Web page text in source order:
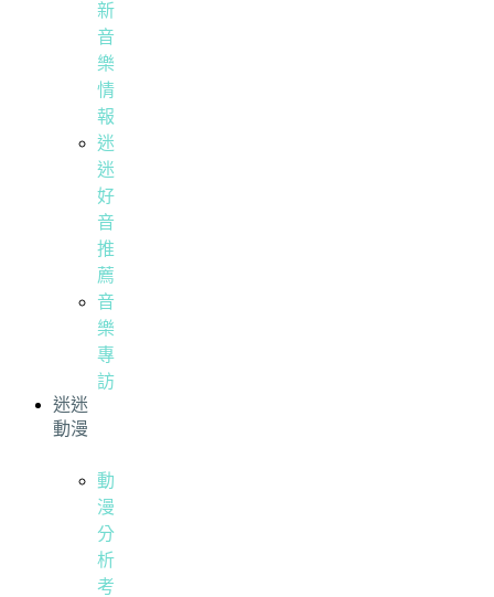
新
音
樂
情
報
迷
迷
好
音
推
薦
音
樂
專
訪
迷迷
動漫
動
漫
分
析
考